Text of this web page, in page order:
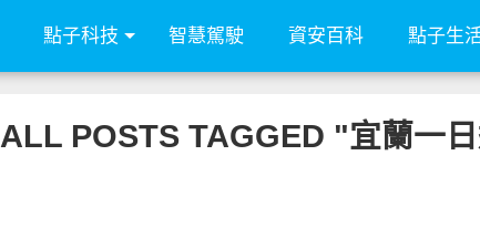
點子科技 智慧駕駛 資安百科 點子生
ALL POSTS TAGGED "宜蘭一